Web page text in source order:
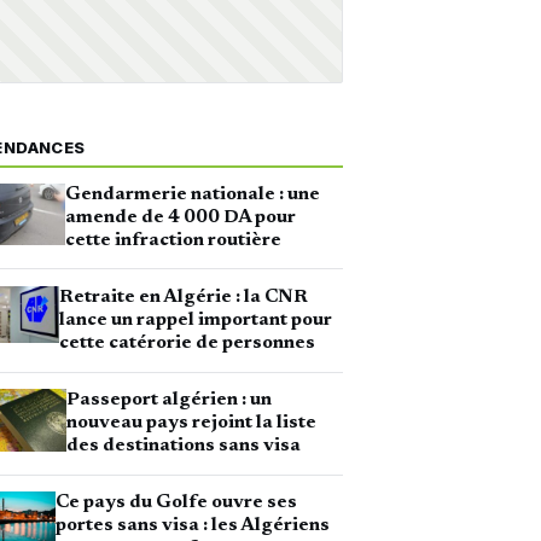
Gendarmerie nationale : une
amende de 4 000 DA pour
cette infraction routière
Retraite en Algérie : la CNR
lance un rappel important pour
cette catérorie de personnes
Passeport algérien : un
nouveau pays rejoint la liste
des destinations sans visa
Ce pays du Golfe ouvre ses
portes sans visa : les Algériens